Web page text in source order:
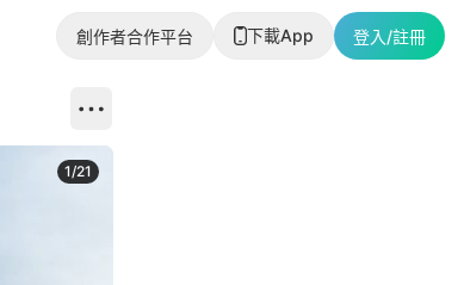
創作者合作平台 下載App 登入/註冊
1/21